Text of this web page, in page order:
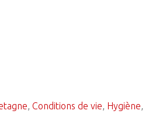
, Conditions de vie, Hygiène,